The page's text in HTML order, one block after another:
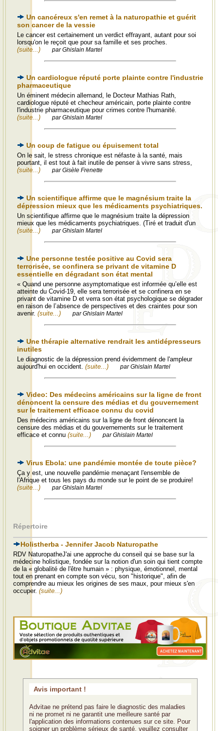
Un cancéreux s'en remet à la naturopathie et guérit
son cancer de la vessie
Le cancer est certainement un verdict effrayant, autant pour soi
lorsqu'on le reçoit que pour sa famille et ses proches.
(suite...)
par Ghislain Martel
Un cardiologue réputé porte plainte contre l'industrie
pharmaceutique
Un éminent médecin allemand, le Docteur Mathias Rath,
cardiologue réputé et checheur américain, porte plainte contre
l'industrie pharmaceutique pour crimes contre l'humanité.
(suite...)
par Ghislain Martel
Un coup de fatigue ou épuisement total
On le sait, le stress chronique est néfaste à la santé, mais
pourtant, il est tout à fait inutile de penser à vivre sans stress,
(suite...)
par Gisèle Frenette
Un scientifique affirme que le magnésium traite la
dépression mieux que les médicaments psychiatriques.
Un scientifique affirme que le magnésium traite la dépression
mieux que les médicaments psychiatriques. (Tiré et traduit d'un
(suite...)
par Ghislain Martel
Une personne testée positive au Covid sera
terrorisée, se confinera se privant de vitamine D
essentielle en dégradant son état mental
« Quand une personne asymptomatique est informée qu’elle est
atteinte du Covid-19, elle sera terrorisée et se confinera en se
privant de vitamine D et verra son état psychologique se dégrader
en raison de l’absence de perspectives et des craintes pour son
avenir. (suite...) par Ghislain Martel
Une thérapie alternative rendrait les antidépresseurs
inutiles
Le diagnostic de la dépression prend évidemment de l'ampleur
aujourd'hui en occident. (suite...) par Ghislain Martel
Video: Des médecins américains sur la ligne de front
dénoncent la censure des médias et du gouvernement
sur le traitement efficace connu du covid
Des médecins américains sur la ligne de front dénoncent la
censure des médias et du gouvernements sur le traitement
efficace et connu (suite...) par Ghislain Martel
Virus Ebola: une pandémie montée de toute pièce?
Ça y est, une nouvelle pandémie menaçant l'ensemble de
l'Afrique et tous les pays du monde sur le point de se produire!
(suite...)
par Ghislain Martel
Répertoire
Holistherba - Jennifer Jacob Naturopathe
RDV NaturopatheJ'ai une approche du conseil qui se base sur la
médecine holistique, fondée sur la notion d'un soin qui tient compte
de la « globalité de l'être humain » : physique, émotionnel, mental
tout en prenant en compte son vécu, son "historique", afin de
comprendre au mieux les origines de ses maux, pour mieux s'en
occuper. (suite...)
Avis important !
Advitae ne prétend pas faire le diagnostic des maladies
ni ne promet ni ne garantit une meilleure santé par
l'application des informations contenues sur ce site. Pour
soigner un problème sérieux de santé, veuillez consulter